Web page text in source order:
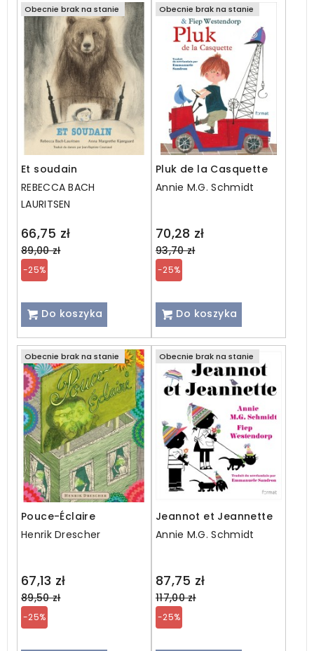
Obecnie brak na stanie
Et soudain
REBECCA BACH
LAURITSEN
66,75 zł
Regular
price
89,00 zł
-25%
Do koszyka
Obecnie brak na stanie
Pluk de la Casquette
Annie M.G. Schmidt
70,28 zł
Regular
price
93,70 zł
-25%
Do koszyka
Obecnie brak na stanie
Pouce-Éclaire
Henrik Drescher
67,13 zł
Regular
price
89,50 zł
-25%
Obecnie brak na stanie
Jeannot et Jeannette
Annie M.G. Schmidt
87,75 zł
Regular
price
117,00 zł
-25%